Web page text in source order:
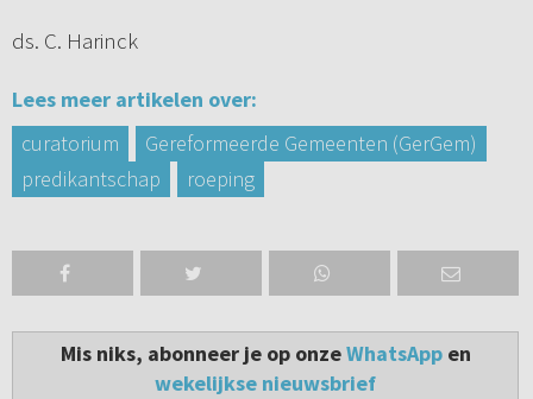
ds. C. Harinck
Lees meer artikelen over:
curatorium
Gereformeerde Gemeenten (GerGem)
predikantschap
roeping
Mis niks, abonneer je op onzeWhatsAppen
wekelijkse nieuwsbrief